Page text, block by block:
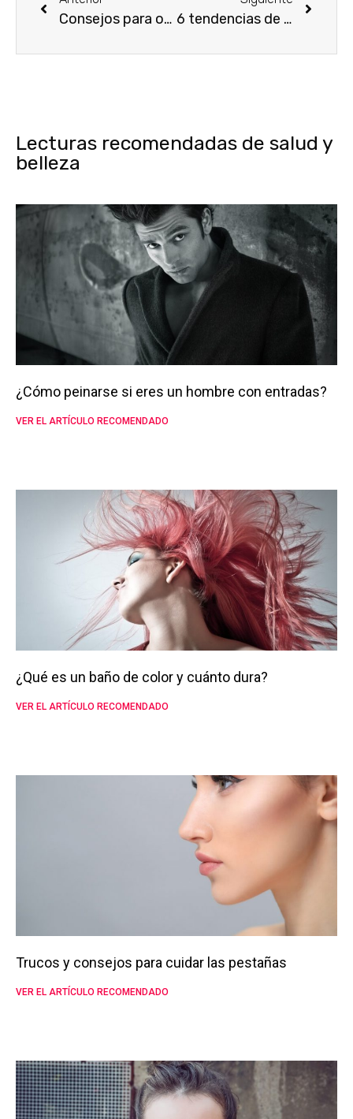
Consejos para obtener la máxima hidratación en tu piel 6 tendencias de uñas para primavera verano 2019
Lecturas recomendadas de salud y
belleza
¿Cómo peinarse si eres un hombre con entradas?
VER EL ARTÍCULO RECOMENDADO
¿Qué es un baño de color y cuánto dura?
VER EL ARTÍCULO RECOMENDADO
Trucos y consejos para cuidar las pestañas
VER EL ARTÍCULO RECOMENDADO